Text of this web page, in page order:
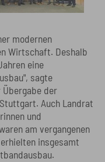
modernen
Wirtschaft. Deshalb
eine
sagte
der
Auch Landrat
und
am vergangenen
insgesamt